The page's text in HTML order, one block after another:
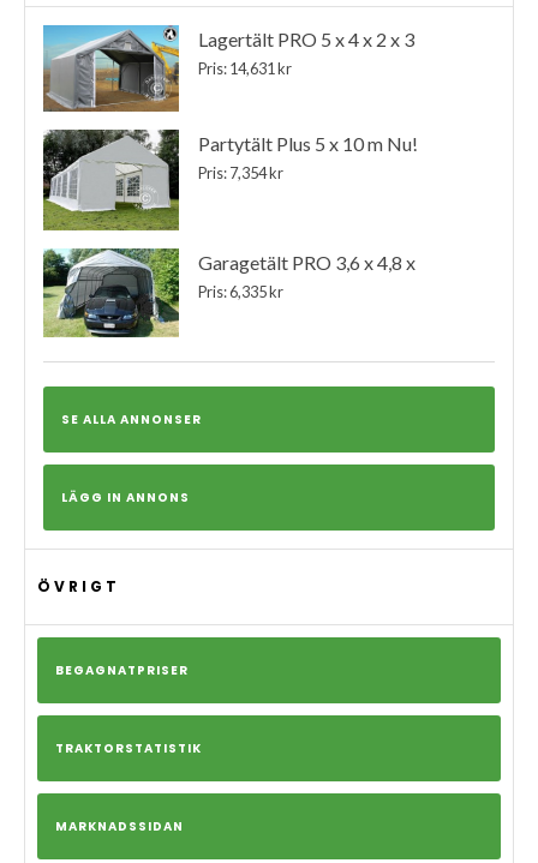
Lagertält PRO 5 x 4 x 2 x 3
Pris: 14,631 kr
Partytält Plus 5 x 10 m Nu!
Pris: 7,354 kr
Garagetält PRO 3,6 x 4,8 x
Pris: 6,335 kr
SE ALLA ANNONSER
LÄGG IN ANNONS
ÖVRIGT
BEGAGNATPRISER
TRAKTORSTATISTIK
MARKNADSSIDAN